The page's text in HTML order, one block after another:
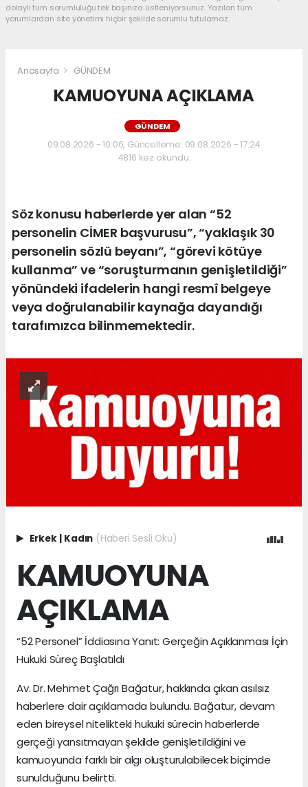
dolaylı tüm sorumluluğu tek başınıza üstleniyorsunuz. Yazılan tüm
yorumlardan site yönetimi hiçbir şekilde sorumlu tutulamaz.
Anasayfa GÜNDEM
KAMUOYUNA AÇIKLAMA
GÜNDEM
09.08.2026 - 10:06, Güncelleme: 09.08.2026 - 17:24
4816 kez okundu.
Söz konusu haberlerde yer alan “52
personelin CİMER başvurusu”, “yaklaşık 30
personelin sözlü beyanı”, “görevi kötüye
kullanma” ve “soruşturmanın genişletildiği”
yönündeki ifadelerin hangi resmî belgeye
veya doğrulanabilir kaynağa dayandığı
tarafımızca bilinmemektedir.
Erkek Kadın (Haberi Sesli Oku)
KAMUOYUNA
AÇIKLAMA
“52 Personel” İddiasına Yanıt: Gerçeğin Açıklanması İçin
Hukuki Süreç Başlatıldı
Av. Dr. Mehmet Çağrı Bağatur, hakkında çıkan asılsız
haberlere dair açıklamada bulundu. Bağatur, devam
eden bireysel nitelikteki hukuki sürecin haberlerde
gerçeği yansıtmayan şekilde genişletildiğini ve
kamuoyunda farklı bir algı oluşturulabilecek biçimde
sunulduğunu belirtti.